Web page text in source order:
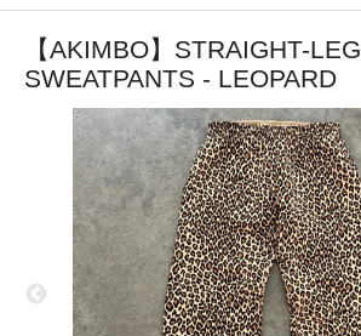
【AKIMBO】STRAIGHT-LEG
SWEATPANTS - LEOPARD